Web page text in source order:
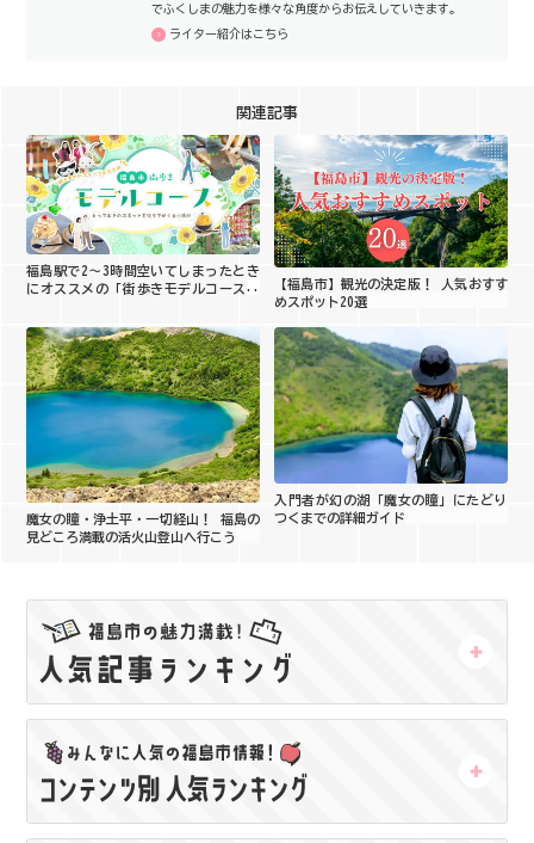
でふくしまの魅力を様々な角度からお伝えしていきます。
ライター紹介はこちら
関連記事
福島駅で2〜3時間空いてしまったとき
にオススメの「街歩きモデルコース」
【福島市】観光の決定版！ 人気おすす
めスポット20選
魔女の瞳・浄土平・一切経山！ 福島の
見どころ満載の活火山登山へ行こう
入門者が幻の湖「魔女の瞳」にたどり
つくまでの詳細ガイド